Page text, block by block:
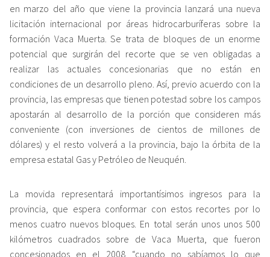
en marzo del año que viene la provincia lanzará una nueva
licitación internacional por áreas hidrocarburíferas sobre la
formación Vaca Muerta. Se trata de bloques de un enorme
potencial que surgirán del recorte que se ven obligadas a
realizar las actuales concesionarias que no están en
condiciones de un desarrollo pleno. Así, previo acuerdo con la
provincia, las empresas que tienen potestad sobre los campos
apostarán al desarrollo de la porción que consideren más
conveniente (con inversiones de cientos de millones de
dólares) y el resto volverá a la provincia, bajo la órbita de la
empresa estatal Gas y Petróleo de Neuquén.
La movida representará importantísimos ingresos para la
provincia, que espera conformar con estos recortes por lo
menos cuatro nuevos bloques. En total serán unos unos 500
kilómetros cuadrados sobre de Vaca Muerta, que fueron
concesionados en el 2008 “cuando no sabíamos lo que